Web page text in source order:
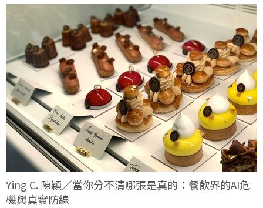
Ying C. 陳穎／當你分不清哪張是真的：餐飲界的AI危
機與真實防線